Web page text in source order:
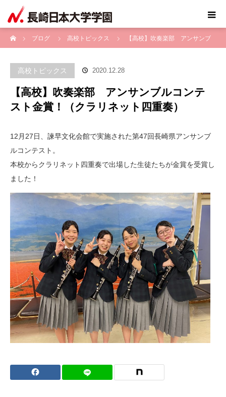
ブログ
高校トピックス 【高校】吹奏楽部 アンサンブ
高校トピックス 2020.12.28
【高校】吹奏楽部 アンサンブルコンテ
スト金賞！（クラリネット四重奏）
12月27日、諫早文化会館で実施された第47回長崎県アンサンブ
ルコンテスト。
本校からクラリネット四重奏で出場した生徒たちが金賞を受賞し
ました！